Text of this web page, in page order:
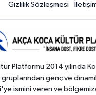
Gizlilik Sözleşmesi
Platformu 2014 yılında
genç ve
ismini veren ve